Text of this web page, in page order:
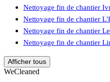
Nettoyage fin de chantier
Nettoyage fin de chantier
Nettoyage fin de chantier
Nettoyage fin de chantier
Afficher tous
WeCleaned